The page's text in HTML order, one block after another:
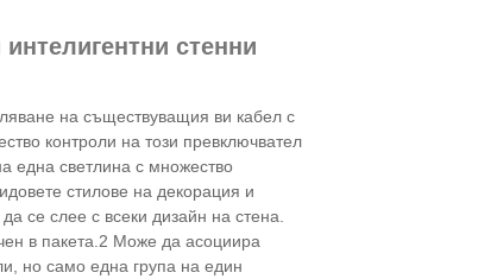
стенни
на съществуващия ви кабел с
контроли на този превключвател
една светлина с множество
стилове на декорация и
се слее с всеки дизайн на стена.
в пакета.2 Може да асоциира
но само една група на един